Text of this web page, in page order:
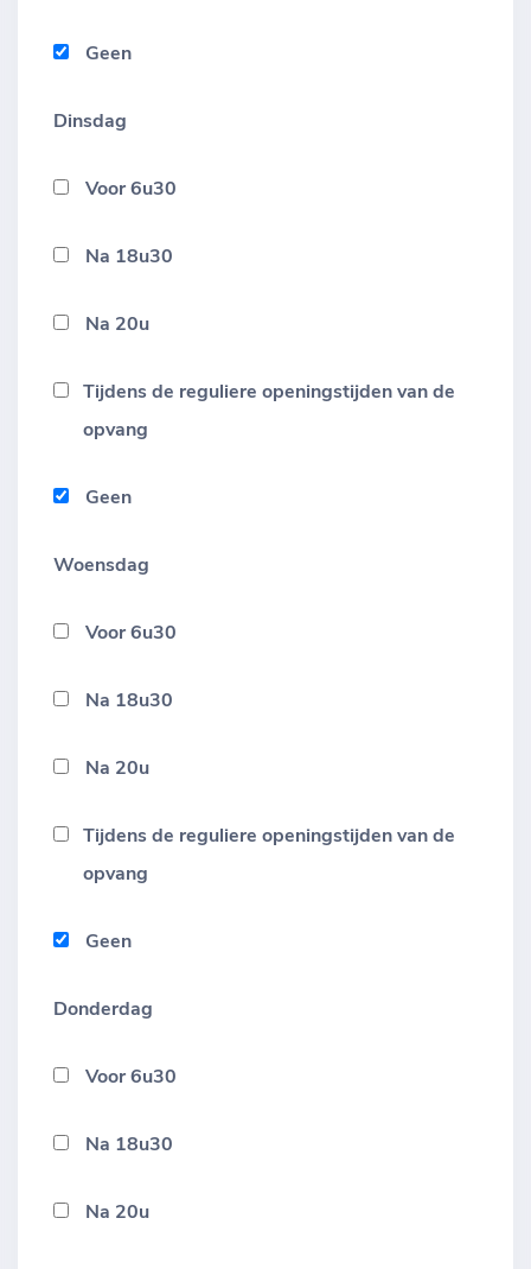
Geen
Dinsdag
Voor 6u30
Na 18u30
Na 20u
Tijdens de reguliere openingstijden van de
opvang
Geen
Woensdag
Voor 6u30
Na 18u30
Na 20u
Tijdens de reguliere openingstijden van de
opvang
Geen
Donderdag
Voor 6u30
Na 18u30
Na 20u